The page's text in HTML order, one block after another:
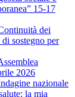
15-17
dei
sostegno per
2026
nazionale
la mia